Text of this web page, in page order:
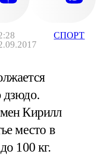
СПОРТ
дзюдо.
Кирилл
место в
100 кг.